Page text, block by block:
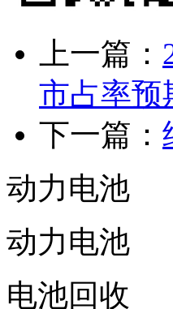
上一篇：
市占率预
下一篇：
动力电池
动力电池
电池回收